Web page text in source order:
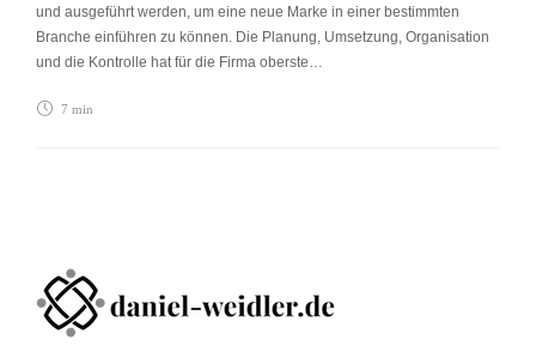
und ausgeführt werden, um eine neue Marke in einer bestimmten
Branche einführen zu können. Die Planung, Umsetzung, Organisation
und die Kontrolle hat für die Firma oberste…
7 min